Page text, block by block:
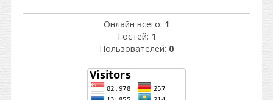
Онлайн всего: 1
Гостей: 1
Пользователей: 0